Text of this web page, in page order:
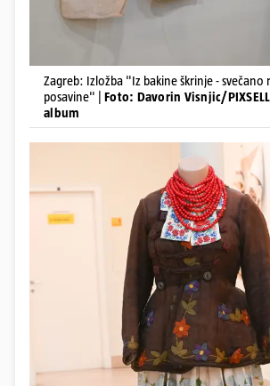
Zagreb: Izložba "Iz bakine škrinje - svečano
posavine" | Foto: Davorin Visnjic/
album